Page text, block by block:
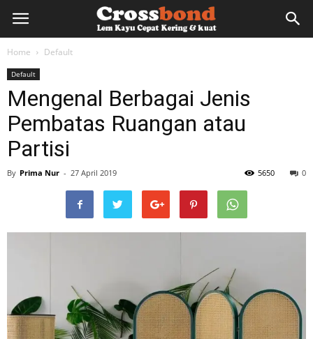
lemkayu.net
Lem
Kertas,
Home Default
Default
Mengenal Berbagai Jenis
Pembatas Ruangan atau
Partisi
By Prima Nur - 27 April 2019 0
5650